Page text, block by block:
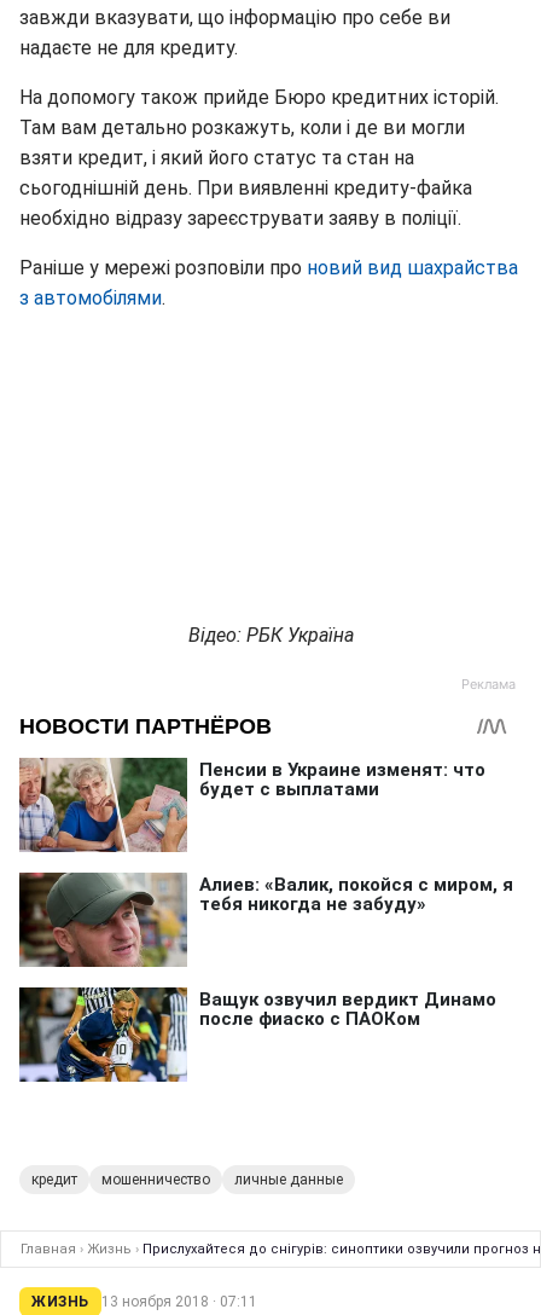
завжди вказувати, що інформацію про себе ви
надаєте не для кредиту.
На допомогу також прийде Бюро кредитних історій.
Там вам детально розкажуть, коли і де ви могли
взяти кредит, і який його статус та стан на
сьогоднішній день. При виявленні кредиту-файка
необхідно відразу зареєструвати заяву в поліції.
Раніше у мережі розповіли про новий вид шахрайства
з автомобілями.
Відео: РБК Україна
кредит мошенничество личные данные
Главная › Жизнь › Прислухайтеся до снігурів: синоптики озвучили прогноз
ЖИЗНЬ 13 ноября 2018 · 07:11